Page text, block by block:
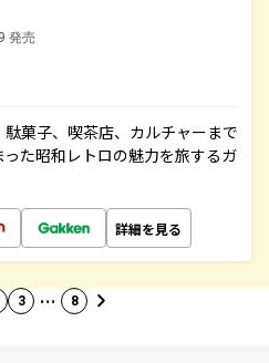
発売
菓子、喫茶店、カルチャーまで
た昭和レトロの魅力を旅するガ
詳細を見る
3 … 8